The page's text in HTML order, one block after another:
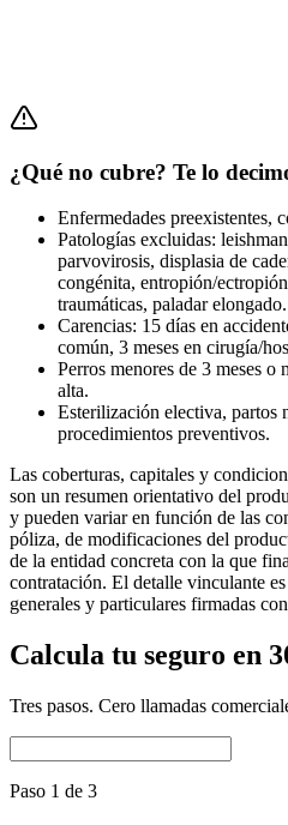
¿Qué no cubre? Te lo
Enfermedades preexistentes,
Patologías excluidas:
parvovirosis, displasia de
congénita, entropión/
traumáticas, paladar elongado.
Carencias: 15 días en
común, 3 meses en cirugía/
Perros menores de 3 meses o
alta.
Esterilización electiva, partos
procedimientos preventivos.
Las coberturas, capitales y
son un resumen orientativo del
y pueden variar en función de las
póliza, de modificaciones del
de la entidad concreta con la que
contratación. El detalle vinculante
generales y particulares firmadas
Calcula tu seguro en
Tres pasos. Cero llamadas
Paso 1 de 3